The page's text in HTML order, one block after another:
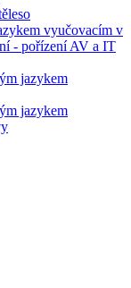
vyučovacím v
- pořízení AV a IT
jazykem
jazykem